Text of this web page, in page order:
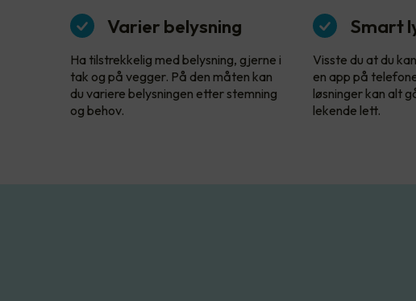
Varier belysning
Ha tilstrekkelig med belysning, gjerne i
tak og på vegger. På den måten kan
du variere belysningen etter stemning
og behov.
Smart
Visste du at du
en app på
løsninger kan alt
lekende lett.